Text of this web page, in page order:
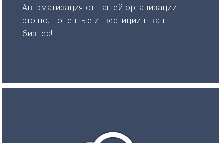
Автоматизация от нашей организации –
это полноценные инвестиции в ваш
бизнес!